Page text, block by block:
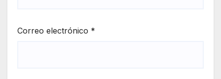
Correo electrónico *